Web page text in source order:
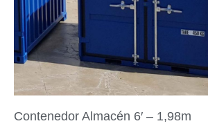
Contenedor Almacén 6′ – 1,98m